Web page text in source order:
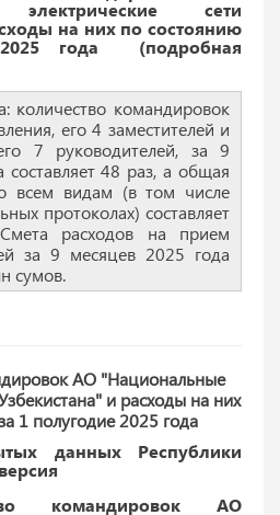
электрические сети
на них по состоянию
года (подробная
количество командировок
его 4 заместителей и
7 руководителей, за 9
составляет 48 раз, а общая
всем видам (в том числе
протоколах) составляет
расходов на прием
за 9 месяцев 2025 года
сумов.
АО "Национальные
и расходы на них
1 полугодие 2025 года
данных Республики
командировок АО